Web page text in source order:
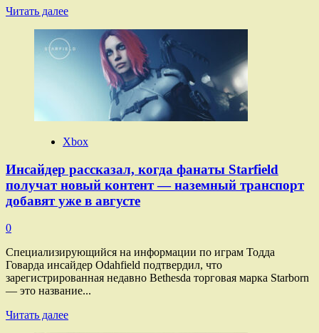
Читать далееПрочитать
Delta
Xbox
Инсайдер рассказал, когда фанаты Starfield
получат новый контент — наземный транспорт
добавят уже в августе
0
Специализирующийся на информации по играм Тодда
Говарда инсайдер Odahfield подтвердил, что
зарегистрированная недавно Bethesda торговая марка Starborn
— это название...
Читать далееПрочитать